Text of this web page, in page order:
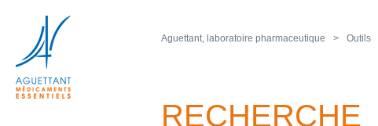
Aguettant, laboratoire pharmaceutique Outils
RECHERCHE